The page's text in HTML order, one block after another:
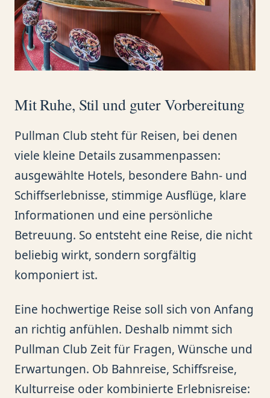
Mit Ruhe, Stil und guter Vorbereitung
Pullman Club steht für Reisen, bei denen
viele kleine Details zusammenpassen:
ausgewählte Hotels, besondere Bahn- und
Schiffserlebnisse, stimmige Ausflüge, klare
Informationen und eine persönliche
Betreuung. So entsteht eine Reise, die nicht
beliebig wirkt, sondern sorgfältig
komponiert ist.
Eine hochwertige Reise soll sich von Anfang
an richtig anfühlen. Deshalb nimmt sich
Pullman Club Zeit für Fragen, Wünsche und
Erwartungen. Ob Bahnreise, Schiffsreise,
Kulturreise oder kombinierte Erlebnisreise: